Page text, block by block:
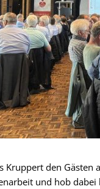
Kruppert den
und hob